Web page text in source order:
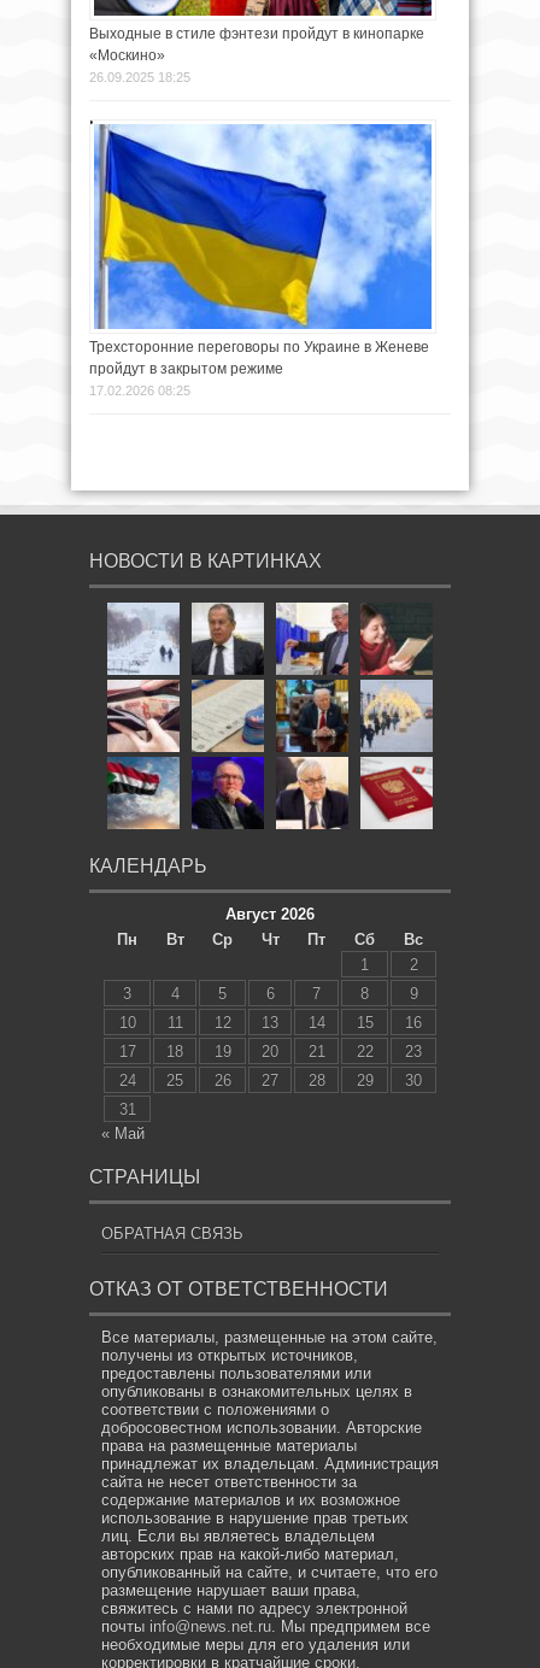
Выходные в стиле фэнтези пройдут в кинопарке
«Москино»
26.09.2025 18:25
Трехсторонние переговоры по Украине в Женеве
пройдут в закрытом режиме
17.02.2026 08:25
НОВОСТИ В КАРТИНКАХ
КАЛЕНДАРЬ
Август 2026
Пн
Вт Ср Чт Пт Сб
Вс
1
2
3
4 5 6 7 8
9
10
11 12 13 14 15
16
17
18 19 20 21 22
23
24
25 26 27 28 29
30
31
« Май
СТРАНИЦЫ
ОБРАТНАЯ СВЯЗЬ
ОТКАЗ ОТ ОТВЕТСТВЕННОСТИ
Все материалы, размещенные на этом сайте,
получены из открытых источников,
предоставлены пользователями или
опубликованы в ознакомительных целях в
соответствии с положениями о
добросовестном использовании. Авторские
права на размещенные материалы
принадлежат их владельцам. Администрация
сайта не несет ответственности за
содержание материалов и их возможное
использование в нарушение прав третьих
лиц. Если вы являетесь владельцем
авторских прав на какой-либо материал,
опубликованный на сайте, и считаете, что его
размещение нарушает ваши права,
свяжитесь с нами по адресу электронной
почты info@news.net.ru . Мы предпримем все
необходимые меры для его удаления или
корректировки в кратчайшие сроки.